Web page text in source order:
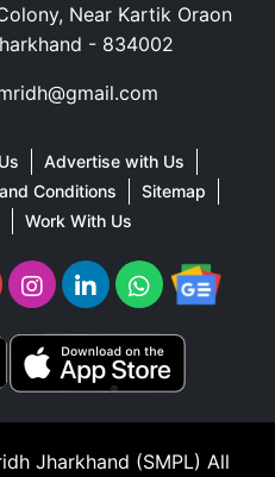
Near Kartik Oraon
- 834002
Advertise with Us
Conditions
Sitemap
Work With Us
Jharkhand (SMPL) All